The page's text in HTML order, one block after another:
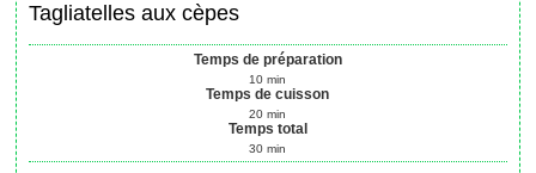
Tagliatelles aux cèpes
Temps de préparation
10 min
Temps de cuisson
20 min
Temps total
30 min